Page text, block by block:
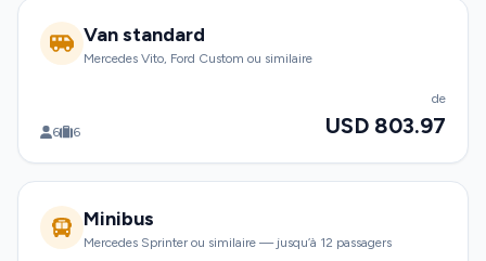
Van standard
Mercedes Vito, Ford Custom ou similaire
6 6
de
USD 803.97
Minibus
Mercedes Sprinter ou similaire — jusqu’à 12 passagers